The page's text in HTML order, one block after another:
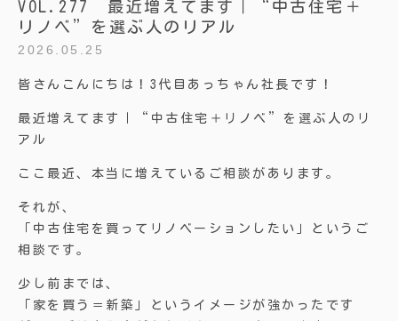
VOL.277 最近増えてます｜“中古住宅＋
リノベ”を選ぶ人のリアル
2026.05.25
皆さんこんにちは！3代目あっちゃん社長です！
最近増えてます｜“中古住宅＋リノベ”を選ぶ人のリ
アル
ここ最近、本当に増えているご相談があります。
それが、
「中古住宅を買ってリノベーションしたい」というご
相談です。
少し前までは、
「家を買う＝新築」というイメージが強かったです